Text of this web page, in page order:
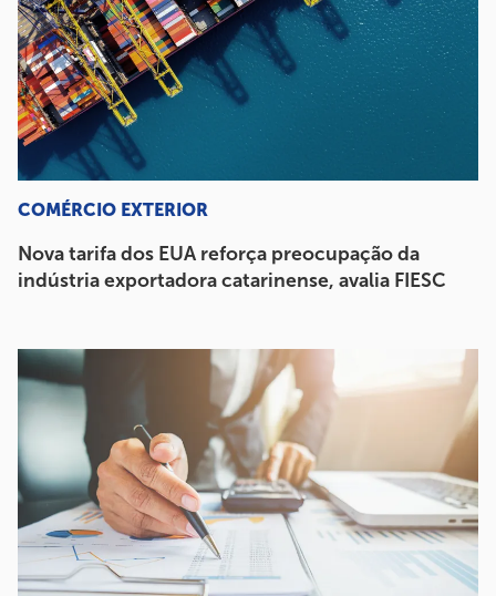
COMÉRCIO EXTERIOR
Nova tarifa dos EUA reforça preocupação da
indústria exportadora catarinense, avalia FIESC